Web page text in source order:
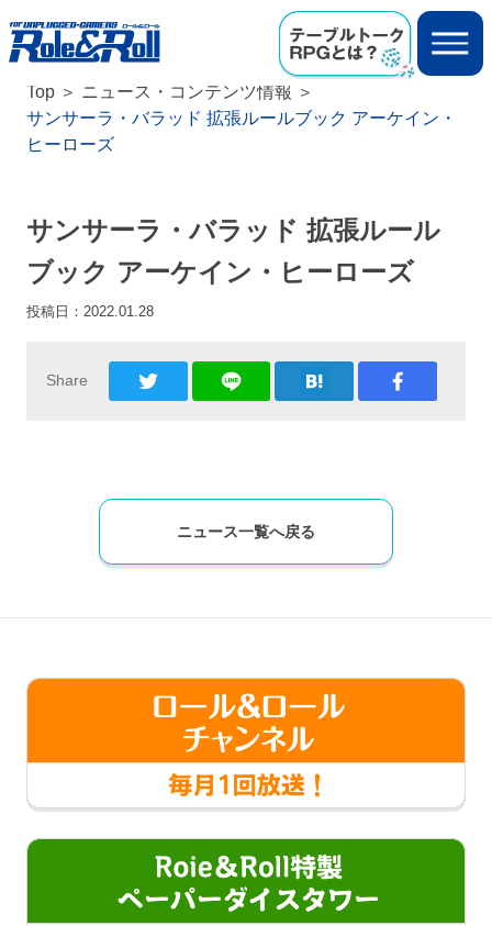
Top
ニュース・コンテンツ情報
サンサーラ・バラッド 拡張ルールブック アーケイン・
ヒーローズ
サンサーラ・バラッド 拡張ルール
ブック アーケイン・ヒーローズ
投稿日： 2022.01.28
Share
ニュース一覧へ戻る